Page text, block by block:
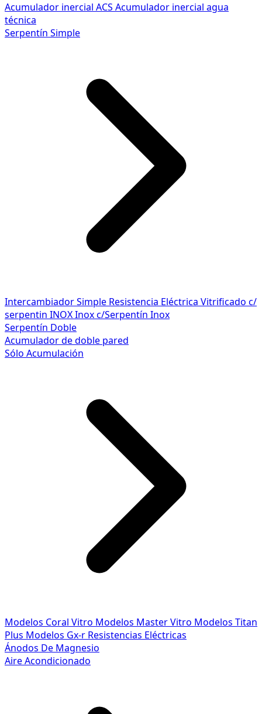
Acumulador inercial ACS Acumulador inercial agua
técnica
Serpentín Simple
Intercambiador Simple Resistencia Eléctrica Vitrificado c/
serpentin INOXInox c/Serpentín Inox
Serpentín Doble
Acumulador de doble pared
Sólo Acumulación
Modelos Coral Vitro Modelos Master Vitro Modelos Titan
Plus Modelos Gx-r Resistencias Eléctricas
Ánodos De Magnesio
Aire Acondicionado